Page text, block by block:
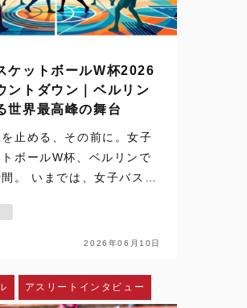
ケットボールW杯2026
ントダウン｜ベルリン
世界最高峰の舞台
止める、その前に。女子
ボールW杯、ベルリンで
。 いまでは、女子バスケ
を通じて日常の風景にな
イライトや切り取られた一
に、時差のある国か…
2026年06月10日
アスリートインタビュー